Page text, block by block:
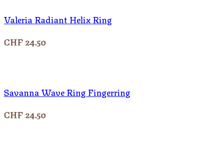
Valeria Radiant Helix Ring
CHF 24.50
Savanna Wave Ring Fingerring
CHF 24.50